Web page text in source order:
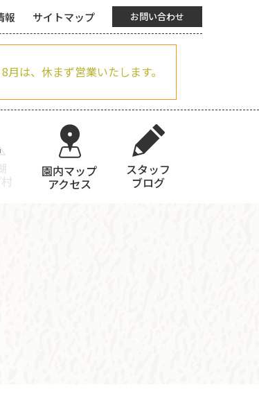
報 サイトマップ お問い合わせ
8月は、休まず営業いたします。
園内マップ
アクセス
スタッフ
ブログ